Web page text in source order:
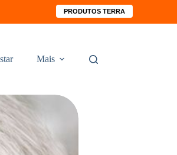
PRODUTOS TERRA
Mais